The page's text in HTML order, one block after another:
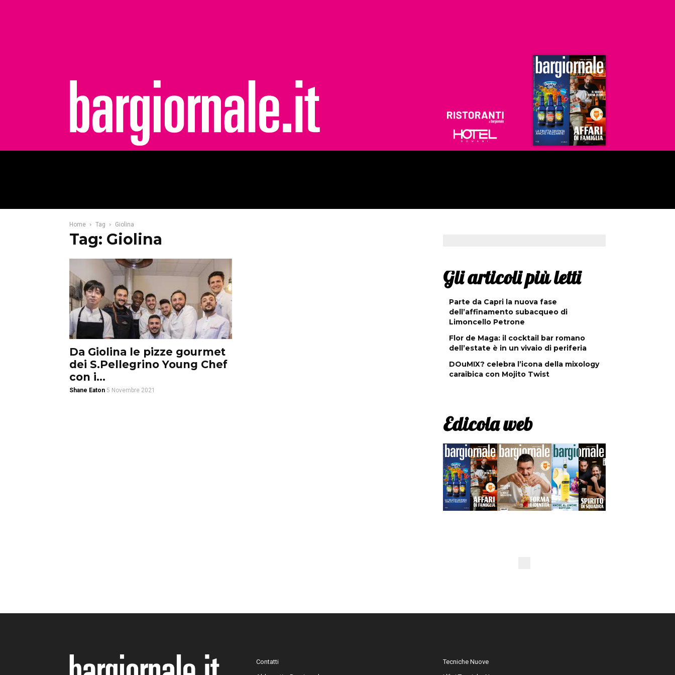
Ristoranti
Hoteldomani
Home Tag Giolina
Tag: Giolina
Da Giolina le pizze gourmet
dei S.Pellegrino Young Chef
con i...
Shane Eaton 5 Novembre 2021
Gli articoli più letti
Parte da Capri la nuova fase
dell’affinamento subacqueo di
Limoncello Petrone
Flor de Maga: il cocktail bar romano
dell’estate è in un vivaio di periferia
DOuMIX? celebra l’icona della mixology
caraibica con Mojito Twist
Edicola web
Contatti
Tecniche Nuove